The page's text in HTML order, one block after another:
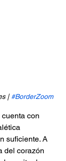
| #BorderZoom
con
suficiente. A
del corazón